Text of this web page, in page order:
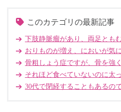
このカテゴリの最新記事
下肢静脈瘤があり、両足とも
おりものが増え、においが気
骨粗しょう症ですが、骨を強
それほど食べていないのに太
30代で閉経することもあるの